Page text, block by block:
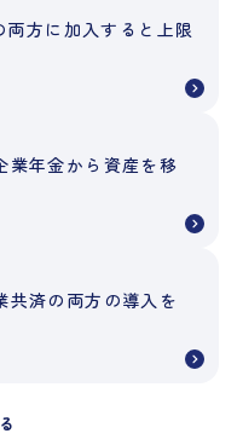
方に加入すると上限
業年金から資産を移
共済の両方の導入を